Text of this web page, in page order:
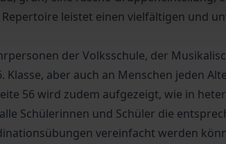
leistet einen vielfältigen und
der Volksschule, der
aber auch an Menschen jeden
56 wird zudem aufgezeigt, wie in
Schülerinnen und Schüler die
vereinfacht werden